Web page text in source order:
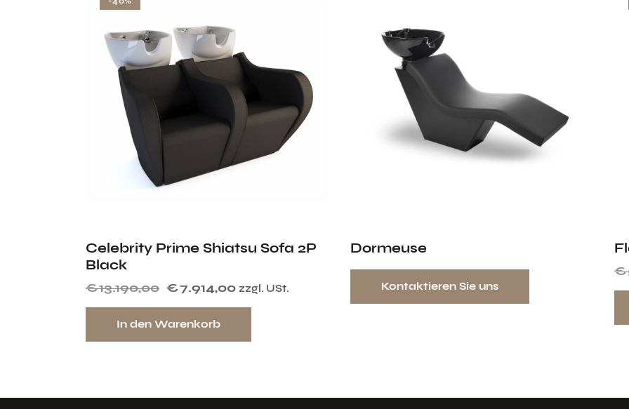
Celebrity Prime Shiatsu Sofa 2P
Black
€13.190,00 €7.914,00 zzgl. USt.
In den Warenkorb
Dormeuse
Kontaktieren Sie uns
€